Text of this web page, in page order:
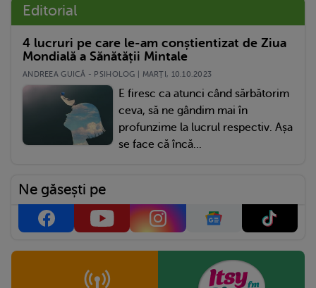
Editorial
4 lucruri pe care le-am conștientizat de Ziua
Mondială a Sănătății Mintale
ANDREEA GUICĂ - PSIHOLOG | MARŢI, 10.10.2023
E firesc ca atunci când sărbătorim
ceva, să ne gândim mai în
profunzime la lucrul respectiv. Așa
se face că încă...
Ne găsești pe